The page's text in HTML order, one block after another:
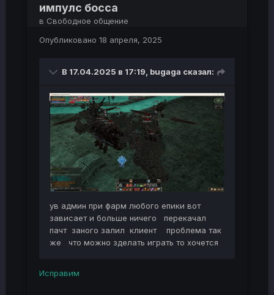
импулс босса
в Свободное общение
Опубликовано 18 апреля, 2025
В 17.04.2025 в 17:19, bugaga сказал:
ув админ при фарм любого епики вот
зависает и больше ничего перекачал
пачт заного залил клиент проблема так
же что можно зделать играть то хочется
Исправим